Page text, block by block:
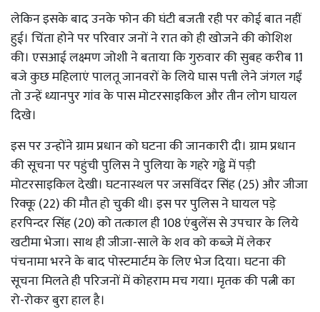
लेकिन इसके बाद उनके फोन की घंटी बजती रही पर कोई बात नहीं
हुई। चिंता होने पर परिवार जनों ने रात को ही खोजने की कोशिश
की। एसआई लक्ष्मण जोशी ने बताया कि गुरुवार की सुबह करीब 11
बजे कुछ महिलाएं पालतू जानवरों के लिये घास पत्ती लेने जंगल गईं
तो उन्हें ध्यानपुर गांव के पास मोटरसाइकिल और तीन लोग घायल
दिखे।
इस पर उन्होंने ग्राम प्रधान को घटना की जानकारी दी। ग्राम प्रधान
की सूचना पर पहुंची पुलिस ने पुलिया के गहरे गड्ढे में पड़ी
मोटरसाइकिल देखी। घटनास्थल पर जसविंदर सिंह (25) और जीजा
रिक्कू (22) की मौत हो चुकी थी। इस पर पुलिस ने घायल पड़े
हरपिन्दर सिंह (20) को तत्काल ही 108 एंबुलेंस से उपचार के लिये
खटीमा भेजा। साथ ही जीजा-साले के शव को कब्जे में लेकर
पंचनामा भरने के बाद पोस्टमार्टम के लिए भेज दिया। घटना की
सूचना मिलते ही परिजनों में कोहराम मच गया। मृतक की पत्नी का
रो-रोकर बुरा हाल है।